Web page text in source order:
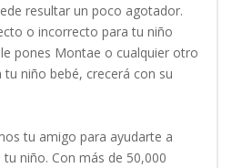
resultar un poco agotador.
o incorrecto para tu niño
pones Montae o cualquier otro
niño bebé, crecerá con su
tu amigo para ayudarte a
niño. Con más de 50,000